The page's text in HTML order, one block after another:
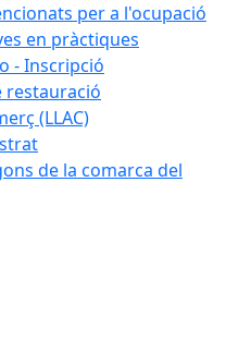
per a l'ocupació
en pràctiques
- Inscripció
restauració
(LLAC)
de la comarca del